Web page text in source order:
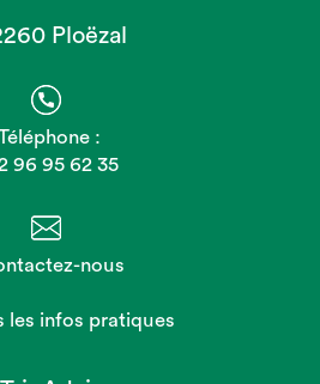
Ploëzal
:
96 95 62 35
nous
les infos pratiques